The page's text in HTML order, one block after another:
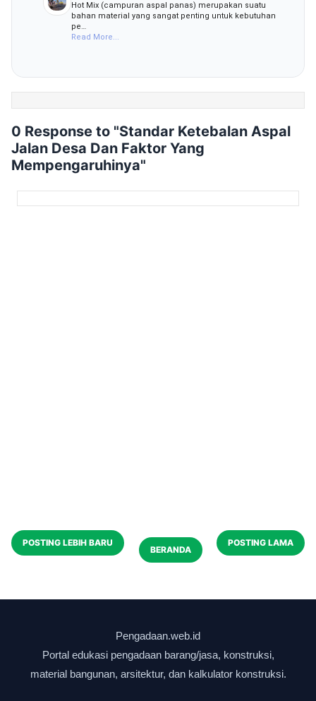
Hot Mix (campuran aspal panas) merupakan suatu
bahan material yang sangat penting untuk kebutuhan
pe…
Read More...
0 Response to "Standar Ketebalan Aspal
Jalan Desa Dan Faktor Yang
Mempengaruhinya"
POSTING LEBIH BARU POSTING LAMA
BERANDA